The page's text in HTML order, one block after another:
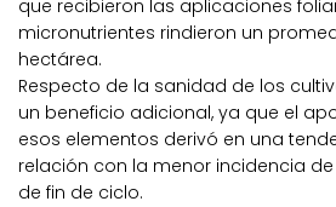
que recibieron las aplicaciones
micronutrientes rindieron un
hectárea.
Respecto de la sanidad de los
un beneficio adicional, ya que el
esos elementos derivó en una
relación con la menor incidencia
de fin de ciclo.